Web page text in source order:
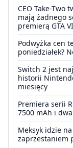
CEO Take-Two
mają żadnego
premierą GTA VI
Podwyżka cen
poniedziałek?
Switch 2 jest
historii
miesięcy
Premiera serii
7500 mAh i
Meksyk idzie
zaprzestaniem